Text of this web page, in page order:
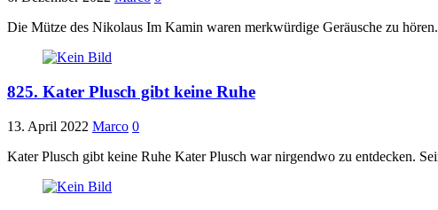
Die Mütze des Nikolaus Im Kamin waren merkwürdige Geräusche zu
825. Kater Plusch gibt keine Ruhe
13. April 2022 Marco 0
Kater Plusch gibt keine Ruhe Kater Plusch war nirgendwo zu entdecken.